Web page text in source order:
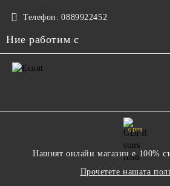
Телефон: 0889922452
Ние работим с
GDPR
Нашият онлайн магазин е 100%
Прочетете нашата